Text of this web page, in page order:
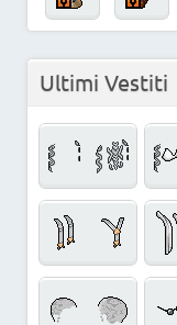
Ultimi Vestiti